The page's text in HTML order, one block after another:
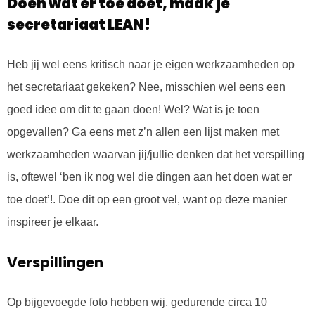
secretariaat LEAN!
Heb jij wel eens kritisch naar je eigen werkzaamheden op
het secretariaat gekeken? Nee, misschien wel eens een
goed idee om dit te gaan doen! Wel? Wat is je toen
opgevallen? Ga eens met z’n allen een lijst maken met
werkzaamheden waarvan jij/jullie denken dat het verspilling
is, oftewel ‘ben ik nog wel die dingen aan het doen wat er
toe doet’!. Doe dit op een groot vel, want op deze manier
inspireer je elkaar.
Verspillingen
Op bijgevoegde foto hebben wij, gedurende circa 10